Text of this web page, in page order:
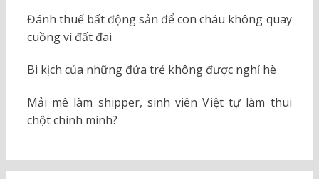
Đánh thuế bất động sản để con cháu không quay
cuồng vì đất đai
Bi kịch của những đứa trẻ không được nghỉ hè
Mải mê làm shipper, sinh viên Việt tự làm thui
chột chính mình?